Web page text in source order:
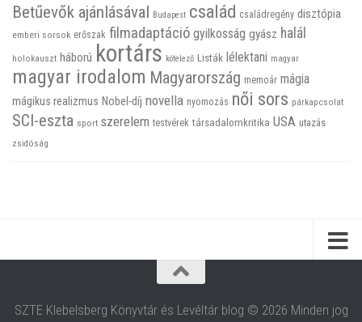
Betűevők ajánlásával Budapest család családregény disztópia
emberi sorsok erőszak filmadaptáció gyilkosság gyász halál
holokauszt háború kortárs kötelező Listák lélektani magyar
magyar irodalom Magyarország memoár mágia
mágikus realizmus Nobel-díj novella nyomozás női sors párkapcsolat
SCI-eszta sport szerelem testvérek társadalomkritika USA utazás
zsidóság
SZTE Klebelsberg Könyvtár és Levéltár blog © 2026 Minden jog